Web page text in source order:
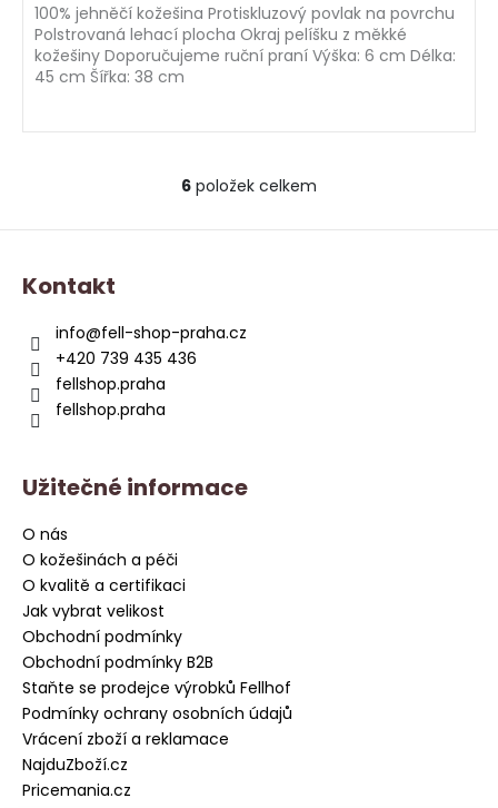
100% jehněčí kožešina Protiskluzový povlak na povrchu
Polstrovaná lehací plocha Okraj pelíšku z měkké
kožešiny Doporučujeme ruční praní Výška: 6 cm Délka:
45 cm Šířka: 38 cm
O
y
6 položek celkem
Z
Kontakt
info@fell-shop-praha.cz
+420 739 435 436
fellshop.praha
fellshop.praha
Užitečné informace
O nás
O kožešinách a péči
O kvalitě a certifikaci
Jak vybrat velikost
Obchodní podmínky
Obchodní podmínky B2B
Staňte se prodejce výrobků Fellhof
Podmínky ochrany osobních údajů
Vrácení zboží a reklamace
NajduZboží.cz
Pricemania.cz